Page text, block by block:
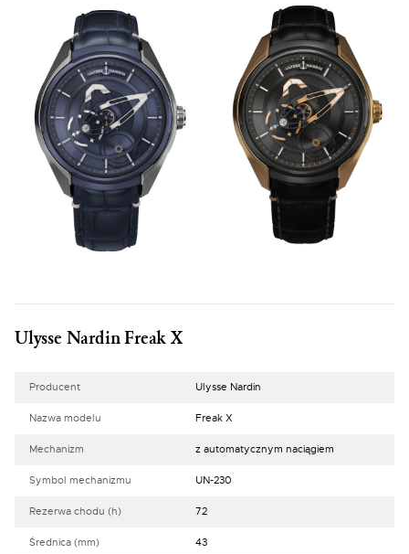
Ulysse Nardin Freak X
Producent Ulysse Nardin
Nazwa modelu Freak X
Mechanizm z automatycznym naciągiem
Symbol mechanizmu UN-230
Rezerwa chodu (h) 72
Średnica (mm) 43